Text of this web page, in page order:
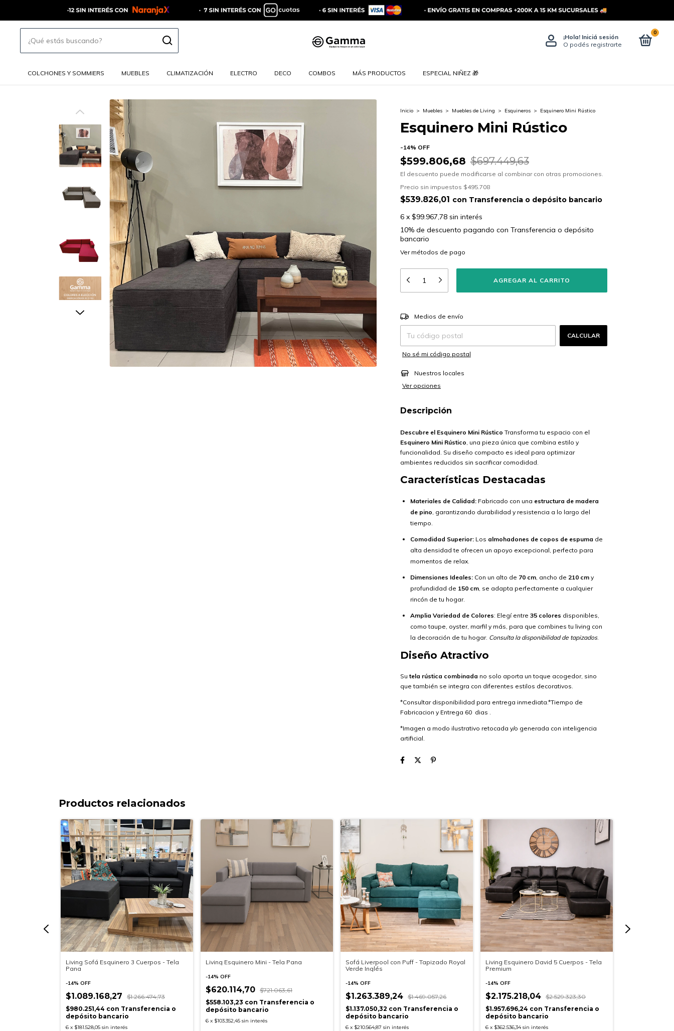
¡Hola! Iniciá sesión
O podés registrarte
0
COLCHONES Y SOMMIERS MUEBLES CLIMATIZACIÓN ELECTRO DECO COMBOS MÁS PRODUCTOS ESPECIAL NIÑEZ 🎁
Inicio > Muebles > Muebles de Living > Esquineros > Esquinero Mini Rústico
Esquinero Mini Rústico
-14% OFF
$599.806,68 $697.449,63
El descuento puede modificarse al combinar con otras promociones.
Precio sin impuestos $495.708
$539.826,01 con Transferencia o depósito bancario
6 x $99.967,78 sin interés
10% de descuento pagando con Transferencia o depósito
bancario
Ver más detalles
Entregas para el CP:
Medios de envío
CALCULAR
No sé mi código postal
Nuestros locales
Ver opciones
Descripción
Descubre el Esquinero Mini Rústico Transforma tu espacio con el
Esquinero Mini Rústico, una pieza única que combina estilo y
funcionalidad. Su diseño compacto es ideal para optimizar
ambientes reducidos sin sacrificar comodidad.
Características Destacadas
Materiales de Calidad: Fabricado con una estructura de madera
de pino, garantizando durabilidad y resistencia a lo largo del
tiempo.
Comodidad Superior: Los almohadones de copos de espuma de
alta densidad te ofrecen un apoyo excepcional, perfecto para
momentos de relax.
Dimensiones Ideales: Con un alto de 70 cm, ancho de 210 cm y
profundidad de 150 cm, se adapta perfectamente a cualquier
rincón de tu hogar.
Amplia Variedad de Colores: Elegí entre 35 colores disponibles,
como taupe, oyster, marfil y más, para que combines tu living con
la decoración de tu hogar. Consulta la disponibilidad de tapizados.
Diseño Atractivo
Sutela rústica combinada no solo aporta un toque acogedor, sino
que también se integra con diferentes estilos decorativos.
*Consultar disponibilidad para entrega inmediata.*Tiempo de
Fabricacion y Entrega 60 dias .
*Imagen a modo ilustrativo retocada y/o generada con inteligencia
artificial.
Productos relacionados
Living Sofá Esquinero 3 Cuerpos - Tela
Pana
-14% OFF
$1.089.168,27
$1.266.474,73
$980.251,44 con Transferencia o
depósito bancario
6 x $181.528,05 sin interés
Living Esquinero Mini - Tela Pana
-14% OFF
$620.114,70 $721.063,61
$558.103,23 con Transferencia o
depósito bancario
6 x $103.352,45 sin interés
Sofá Liverpool con Puff - Tapizado Royal
Verde Inglés
-14% OFF
$1.263.389,24 $1.469.057,26
$1.137.050,32 con Transferencia o
depósito bancario
6 x $210.564,87 sin interés
Living Esquinero David 5 Cuerpos - Tela
Premium
-14% OFF
$2.175.218,04 $2.529.323,30
$1.957.696,24 con Transferencia o
depósito bancario
6 x $362.536,34 sin interés